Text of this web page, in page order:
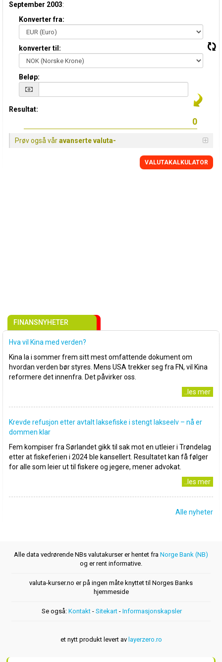
September 2003:
Konverter fra:
konverter til:
Beløp:
Resultat:
Prøv også våravanserte valuta-
VALUTAKALKULATOR
FINANSNYHETER
Hva vil Kina med verden?
Kina la i sommer frem sitt mest omfattende dokument om
hvordan verden bør styres. Mens USA trekker seg fra FN, vil Kina
reformere det innenfra. Det påvirker oss.
..les mer
Krevde refusjon etter avtalt laksefiske i stengt lakseelv – nå er
dommen klar
Fem kompiser fra Sørlandet gikk til sak mot en utleier i Trøndelag
etter at fiskeferien i 2024 ble kansellert. Resultatet kan få følger
for alle som leier ut til fiskere og jegere, mener advokat.
..les mer
Alle nyheter
Alle data vedrørende NBs valutakurser er hentet fra Norge Bank (NB)
og er rent informative.
valuta-kurser.no er på ingen måte knyttet til Norges Banks
hjemmeside
Se også: Kontakt - Sitekart - Informasjonskapsler
et nytt produkt levert av layerzero.ro